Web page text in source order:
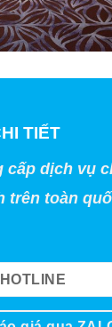
TIẾT
cấp dịch vụ
trên toàn
HOTLINE